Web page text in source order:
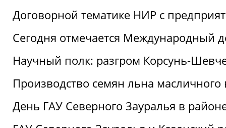
Договорной тематике НИР с
Сегодня отмечается Международный
Научный полк: разгром Корсунь-
Производство семян льна
День ГАУ Северного Зауралья в